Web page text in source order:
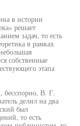
в истории
решает
задач, то есть
в рамках
собственные
этапа
бесспорно, В. Г.
делил на два
был
то есть